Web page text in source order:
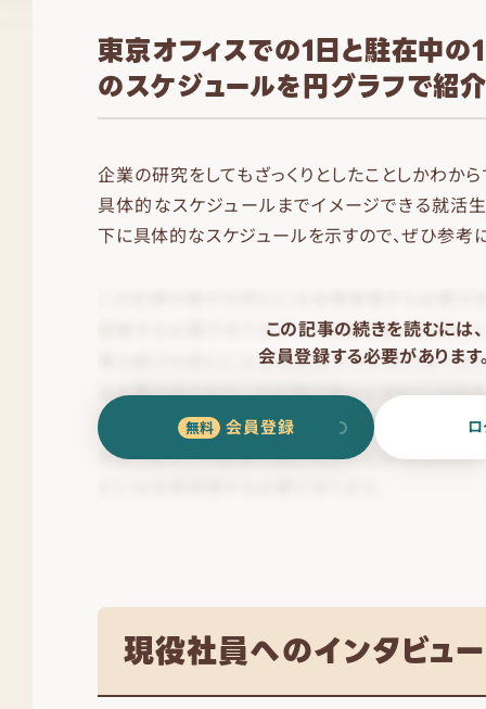
東京オフィスでの1日と駐在中の
のスケジュールを円グラフで紹
企業の研究をしてもざっくりとしたことしかわか
具体的なスケジュールまでイメージできる就活
下に具体的なスケジュールを示すので、ぜひ参考
この記事の続きを読むには、
会員登録する必要があります
会員登録
現役社員へのインタビュー